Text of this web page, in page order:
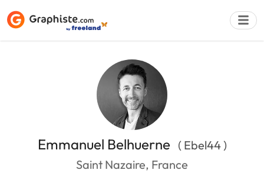
Emmanuel Belhuerne ( Ebel44 )
Saint Nazaire, France